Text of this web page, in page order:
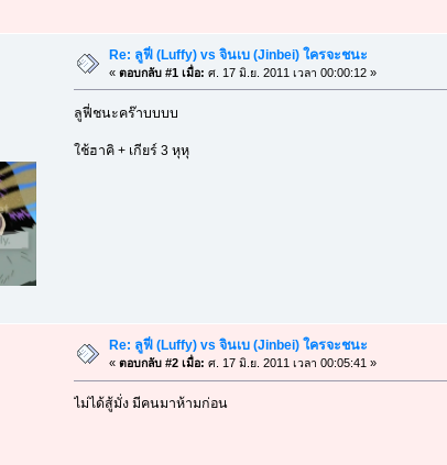
Re: ลูฟี่ (Luffy) vs จินเบ (Jinbei) ใครจะชนะ
«ตอบกลับ #1 เมื่อ: ศ. 17 มิ.ย. 2011 เวลา 00:00:12 »
ลูฟี่ชนะคร๊าบบบบ
ใช้ฮาคิ + เกียร์ 3 หุหุ
Re: ลูฟี่ (Luffy) vs จินเบ (Jinbei) ใครจะชนะ
«ตอบกลับ #2 เมื่อ: ศ. 17 มิ.ย. 2011 เวลา 00:05:41 »
ไม่ได้สู้มั่ง มีคนมาห้ามก่อน